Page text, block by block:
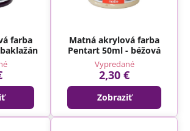
farba
Matná akrylová farba
Pentart 50ml - béžová
Vypredané
2,30 €
Zobraziť